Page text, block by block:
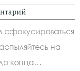
сфокусироваться
на
конца…